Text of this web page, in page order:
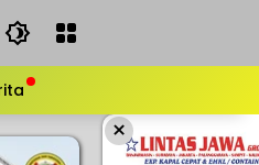
×